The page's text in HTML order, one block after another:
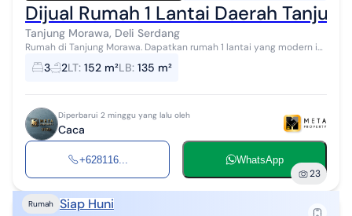
Dijual Rumah 1 Lantai Daerah
Tanjung Morawa, Deli Serdang
Rumah di Tanjung Morawa. Dapatkan rumah 1 lantai yang modern ini,
dijual dengan pemandangan asri yang menambah nilai estetika di
lingkungan hunia...
3 2LT: 152 m²LB: 135 m²
Diperbarui 2 minggu yang lalu oleh
Caca
+628116... WhatsApp
23
Rumah Siap Huni